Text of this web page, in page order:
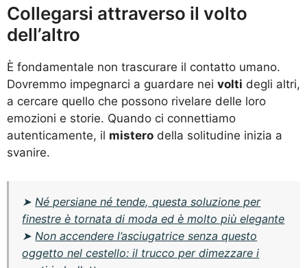
Collegarsi attraverso il volto
dell’altro
È fondamentale non trascurare il contatto umano.
Dovremmo impegnarci a guardare nei volti degli altri,
a cercare quello che possono rivelare delle loro
emozioni e storie. Quando ci connettiamo
autenticamente, il mistero della solitudine inizia a
svanire.
➤ Né persiane né tende, questa soluzione per
finestre è tornata di moda ed è molto più elegante
➤ Non accendere l’asciugatrice senza questo
oggetto nel cestello: il trucco per dimezzare i